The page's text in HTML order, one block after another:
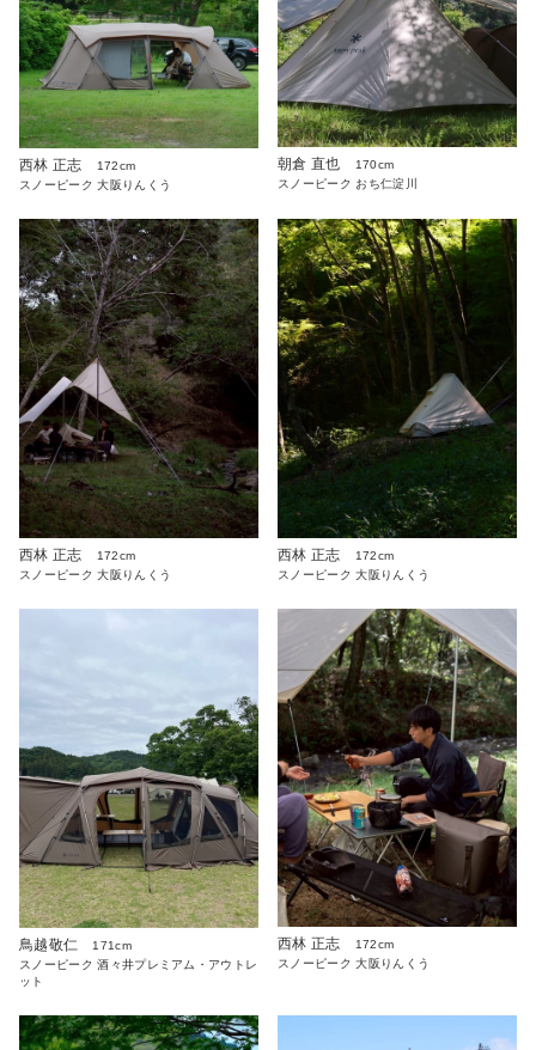
西林 正志
172cm
スノーピーク 大阪りんくう
朝倉 直也
170cm
スノーピーク おち仁淀川
西林 正志
172cm
スノーピーク 大阪りんくう
西林 正志
172cm
スノーピーク 大阪りんくう
鳥越敬仁
171cm
スノーピーク 酒々井プレミアム・アウトレ
ット
西林 正志
172cm
スノーピーク 大阪りんくう